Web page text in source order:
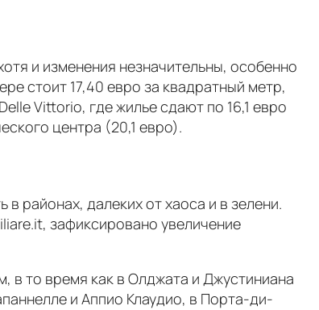
и изменения незначительны, особенно
стоит 17,40 евро за квадратный метр,
Vittorio, где жилье сдают по 16,1 евро
центра (20,1 евро).
районах, далеких от хаоса и в зелени.
зафиксировано увеличение
в то время как в Олджата и Джустиниана
и Аппио Клаудио, в Порта-ди-